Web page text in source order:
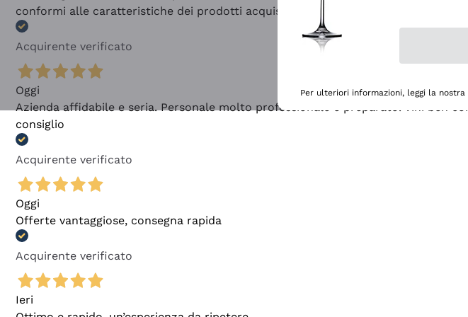
conformi alle caratteristiche dei prodotti acquistati
Acquirente verificato
Oggi
Azienda affidabile e seria. Personale molto professionale e preparato. Vini ben
consiglio
Acquirente verificato
Oggi
Offerte vantaggiose, consegna rapida
Acquirente verificato
Ieri
Per ulteriori informazioni, leggi la nostra